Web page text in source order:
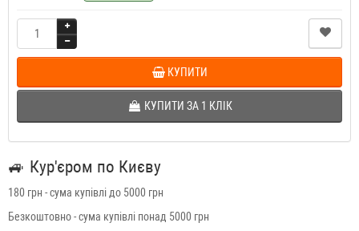
КУПИТИ
КУПИТИ ЗА 1 КЛIК
🚙 Кур'єром по Києву
180 грн - сума купівлі до 5000 грн
Безкоштовно - сума купівлі понад 5000 грн